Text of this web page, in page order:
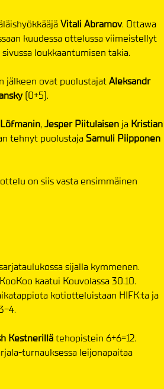
Vitali Abramov. Ottawa
kuudessa ottelussa viimeistellyt
loukkaantumisen takia.
jälkeen ovat puolustajatAleksandr
(0+5).
, Jesper Piitulaisen ja Kristian
tehnyt puolustaja Samuli Piipponen
on siis vasta ensimmäinen
sijalla kymmenen.
kaatui Kouvolassa 30.10.
kotiotteluistaan HIFK:ta ja
4.
Kestnerillätehopistein 6+6=12.
turnauksessa leijonapaitaa